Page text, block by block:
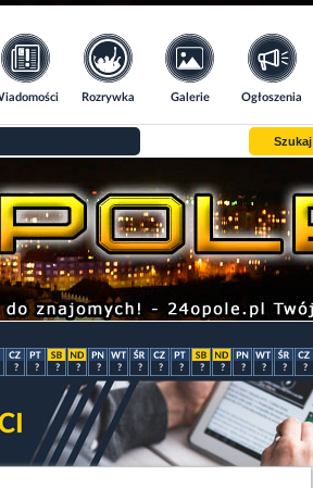
Rozrywka Galerie Ogłoszenia
Szukaj
? ? ? ? ? ? ? ? ? ? ? ? ? ? ?